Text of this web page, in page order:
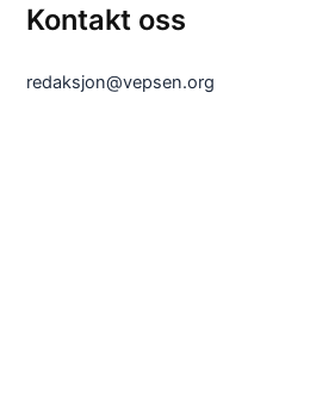
Kontakt oss
redaksjon@vepsen.org